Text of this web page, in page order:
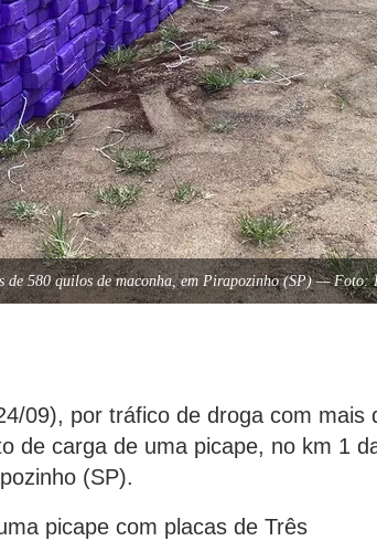
de 580 quilos de maconha, em Pirapozinho (SP) —
09), por tráfico de droga com mais
de carga de uma picape, no km 1
(SP).
picape com placas de Três